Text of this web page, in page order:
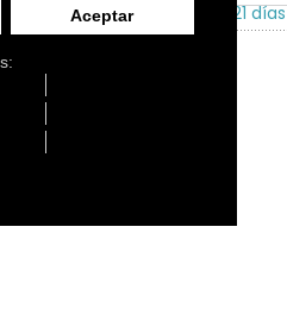
Doypack de 525 g - 21 días